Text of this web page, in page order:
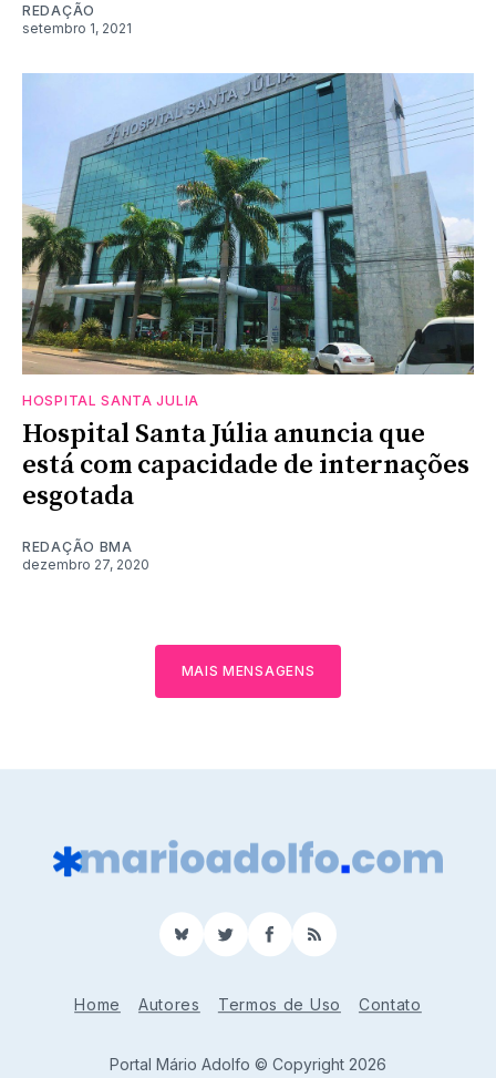
REDAÇÃO
setembro 1, 2021
HOSPITAL SANTA JULIA
Hospital Santa Júlia anuncia que
está com capacidade de internações
esgotada
REDAÇÃO BMA
dezembro 27, 2020
MAIS MENSAGENS
BlueSkyTwitterFacebook
RSS
Home Autores Termos de Uso Contato
Portal Mário Adolfo © Copyright 2026